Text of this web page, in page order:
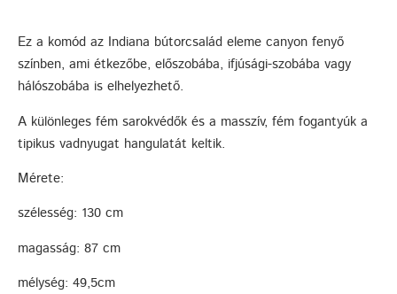
Ez a komód az Indiana bútorcsalád eleme canyon fenyő
színben, ami étkezőbe, előszobába, ifjúsági-szobába vagy
hálószobába is elhelyezhető.
A különleges fém sarokvédők és a masszív, fém fogantyúk a
tipikus vadnyugat hangulatát keltik.
Mérete:
szélesség: 130 cm
magasság: 87 cm
mélység: 49,5cm